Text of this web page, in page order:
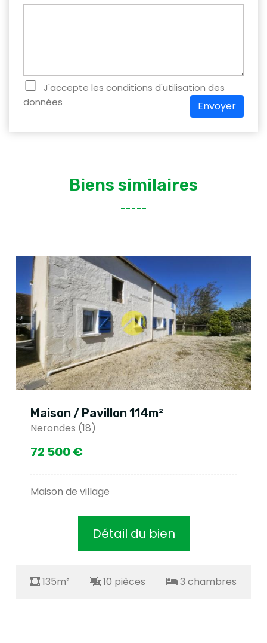
J'accepte les conditions d'utilisation des
données
Envoyer
Biens similaires
3 chambres
Maison / Pavillon
135m² 10 pièces